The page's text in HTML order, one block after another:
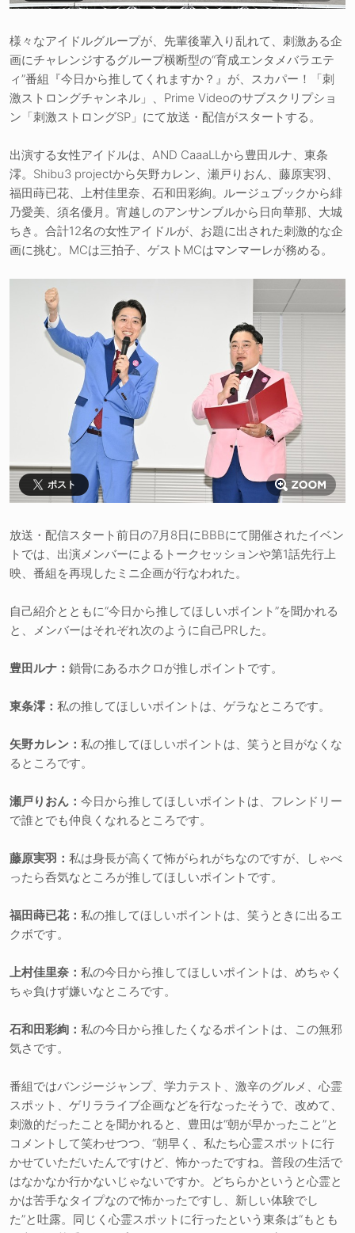
様々なアイドルグループが、先輩後輩入り乱れて、刺激ある企
画にチャレンジするグループ横断型の“育成エンタメバラエテ
ィ”番組『今日から推してくれますか？』が、スカパー！「刺
激ストロングチャンネル」、Prime Videoのサブスクリプショ
ン「刺激ストロングSP」にて放送・配信がスタートする。
出演する女性アイドルは、AND CaaaLLから豊田ルナ、東条
澪。Shibu3 projectから矢野カレン、瀬戸りおん、藤原実羽、
福田蒔已花、上村佳里奈、石和田彩絢。ルージュブックから緋
乃愛美、須名優月。宵越しのアンサンブルから日向華那、大城
ちき。合計12名の女性アイドルが、お題に出された刺激的な企
画に挑む。MCは三拍子、ゲストMCはマンマーレが務める。
ポスト
放送・配信スタート前日の7月8日にBBBにて開催されたイベン
トでは、出演メンバーによるトークセッションや第1話先行上
映、番組を再現したミニ企画が行なわれた。
自己紹介とともに“今日から推してほしいポイント”を聞かれる
と、メンバーはそれぞれ次のように自己PRした。
豊田ルナ： 鎖骨にあるホクロが推しポイントです。
東条澪： 私の推してほしいポイントは、ゲラなところです。
矢野カレン： 私の推してほしいポイントは、笑うと目がなくな
るところです。
瀬戸りおん： 今日から推してほしいポイントは、フレンドリー
で誰とでも仲良くなれるところです。
藤原実羽： 私は身長が高くて怖がられがちなのですが、しゃべ
ったら呑気なところが推してほしいポイントです。
福田蒔已花： 私の推してほしいポイントは、笑うときに出るエ
クボです。
上村佳里奈： 私の今日から推してほしいポイントは、めちゃく
ちゃ負けず嫌いなところです。
石和田彩絢： 私の今日から推したくなるポイントは、この無邪
気さです。
番組ではバンジージャンプ、学力テスト、激辛のグルメ、心霊
スポット、ゲリラライブ企画などを行なったそうで、改めて、
刺激的だったことを聞かれると、豊田は“朝が早かったこと”と
コメントして笑わせつつ、“朝早く、私たち心霊スポットに行
かせていただいたんですけど、怖かったですね。普段の生活で
はなかなか行かないじゃないですか。どちらかというと心霊と
かは苦手なタイプなので怖かったですし、新しい体験でし
た”と吐露。同じく心霊スポットに行ったという東条は“もとも